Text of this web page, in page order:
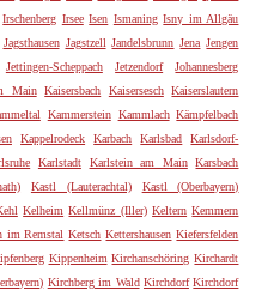
Irschenberg Irsee Isen Ismaning Isny im Allgäu
Jagsthausen Jagstzell Jandelsbrunn Jena Jengen
Jettingen-Scheppach Jetzendorf
Johannesberg
Main Kaisersbach Kaisersesch
Kaiserslautern
Kammerstein Kammlach Kämpfelbach
Kappelrodeck Karbach Karlsbad
Karlsdorf-
Karlstadt Karlstein am Main
Karsbach
Kastl (Lauterachtal)
Kastl (Oberbayern)
Kelheim Kellmünz (Iller) Keltern Kemmern
im Remstal Ketsch Kettershausen Kiefersfelden
Kippenheim Kirchanschöring Kirchardt
Kirchberg im Wald Kirchdorf Kirchdorf